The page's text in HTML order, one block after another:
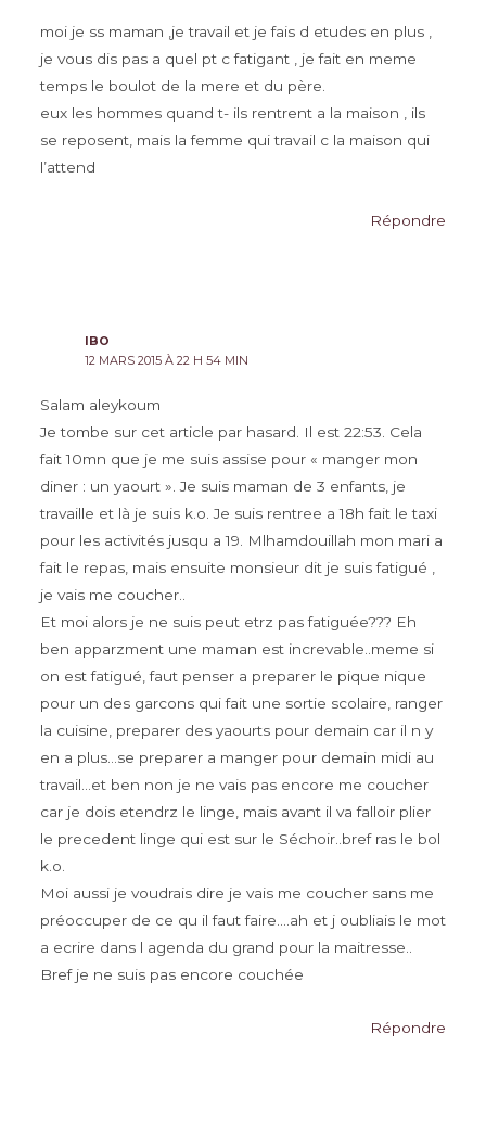
moi je ss maman ,je travail et je fais d etudes en plus ,
je vous dis pas a quel pt c fatigant , je fait en meme
temps le boulot de la mere et du père.
eux les hommes quand t- ils rentrent a la maison , ils
se reposent, mais la femme qui travail c la maison qui
l’attend
Répondre
IBO
12 MARS 2015 À 22 H 54 MIN
Salam aleykoum
Je tombe sur cet article par hasard. Il est 22:53. Cela
fait 10mn que je me suis assise pour « manger mon
diner : un yaourt ». Je suis maman de 3 enfants, je
travaille et là je suis k.o. Je suis rentree a 18h fait le taxi
pour les activités jusqu a 19. Mlhamdouillah mon mari a
fait le repas, mais ensuite monsieur dit je suis fatigué ,
je vais me coucher..
Et moi alors je ne suis peut etrz pas fatiguée??? Eh
ben apparzment une maman est increvable..meme si
on est fatigué, faut penser a preparer le pique nique
pour un des garcons qui fait une sortie scolaire, ranger
la cuisine, preparer des yaourts pour demain car il n y
en a plus…se preparer a manger pour demain midi au
travail…et ben non je ne vais pas encore me coucher
car je dois etendrz le linge, mais avant il va falloir plier
le precedent linge qui est sur le Séchoir..bref ras le bol
k.o.
Moi aussi je voudrais dire je vais me coucher sans me
préoccuper de ce qu il faut faire….ah et j oubliais le mot
a ecrire dans l agenda du grand pour la maitresse..
Bref je ne suis pas encore couchée
Répondre